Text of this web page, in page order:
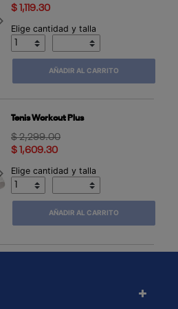
Next
$ 1,119.30
Elige cantidad y talla
AÑADIR AL CARRITO
Next
Tenis Workout Plus
Price reduced from
$ 2,299.00to
$ 1,609.30
Elige cantidad y talla
AÑADIR AL CARRITO